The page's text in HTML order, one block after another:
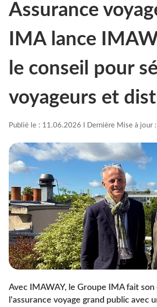
Assurance
IMA lance
le conseil pour
voyageurs et
Publié le : 11.06.2026 I Dernière Mise à jour
Avec IMAWAY, le Groupe IMA fait
l'assurance voyage grand public avec